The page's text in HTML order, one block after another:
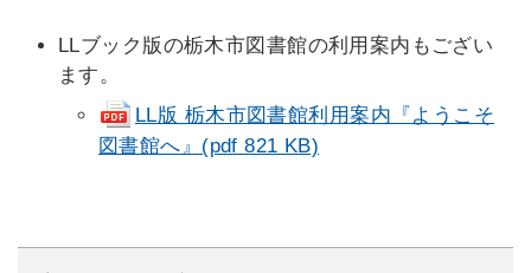
LLブック版の栃木市図書館の利用案内もござい
ます。
LL版 栃木市図書館利用案内『ようこそ
図書館へ』(pdf 821 KB)